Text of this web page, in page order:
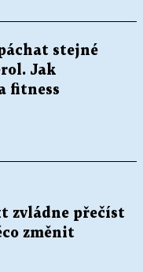
stejné
Jak
fitness
zvládne přečíst
změnit